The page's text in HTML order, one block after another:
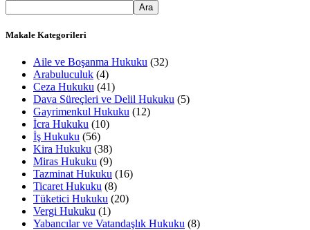
Ara
Makale Kategorileri
Aile ve Boşanma Hukuku (32)
Arabuluculuk (4)
Ceza Hukuku (41)
Dava Süreçleri ve Delil Hukuku (5)
Gayrimenkul Hukuku (12)
İcra Hukuku (10)
İş Hukuku (56)
Kira Hukuku (38)
Miras Hukuku (9)
Tazminat Hukuku (16)
Ticaret Hukuku (8)
Tüketici Hukuku (20)
Vergi Hukuku (1)
Yabancılar ve Vatandaşlık Hukuku (8)